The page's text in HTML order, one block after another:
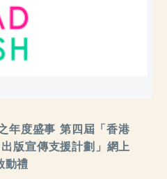
年度盛事 第四屆「香港
版宣傳支援計劃」網上
動禮